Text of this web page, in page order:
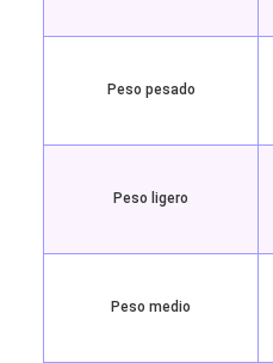
Peso pesado
Peso ligero
Peso medio